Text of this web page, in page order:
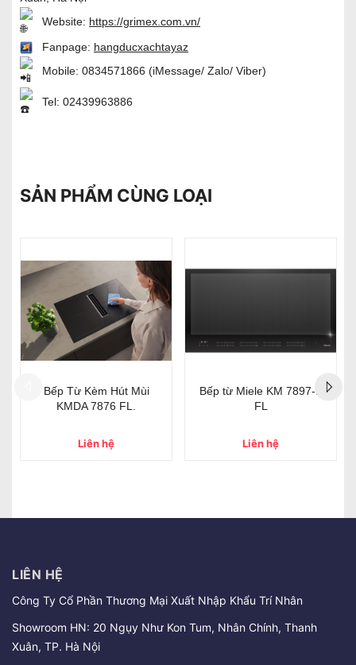
Website: https://grimex.com.vn/
Fanpage: hangducxachtayaz
Mobile: 0834571866 (iMessage/ Zalo/ Viber)
Tel: 02439963886
SẢN PHẨM CÙNG LOẠI
Bếp từ Miele KM 7878 FL
Liên hệ
Bếp từ Miele KM 7697 FR
Liên hệ
LIÊN HỆ
Công Ty Cổ Phần Thương Mại Xuất Nhập Khẩu Trí Nhân
Showroom HN: 20 Ngụy Như Kon Tum, Nhân Chính, Thanh
Xuân, TP. Hà Nội